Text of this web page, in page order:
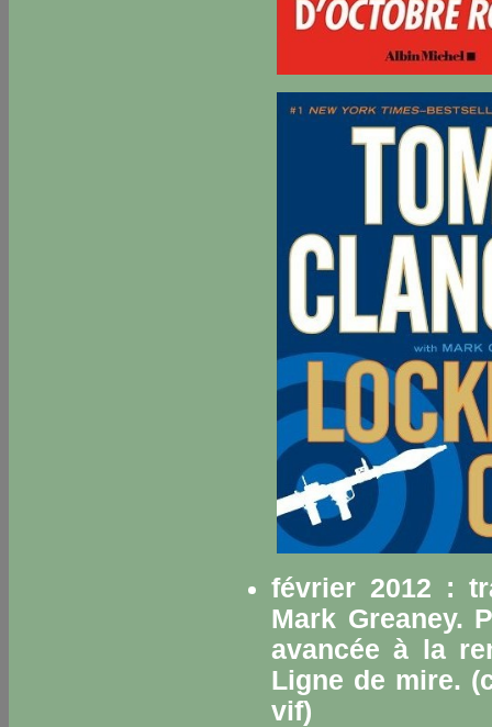
février 2012 :
Mark Greaney.
avancée à la
Ligne de mire.
vif)